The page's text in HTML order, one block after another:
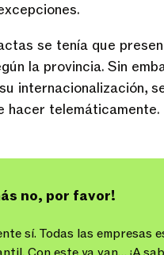
se tenía que
la provincia. Sin
internacionalización,
hacer
no, por favor!
sí. Todas las